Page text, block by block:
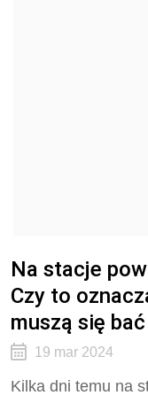
Na stacje
Czy to
muszą się
19 mar 2024
Kilka dni temu na